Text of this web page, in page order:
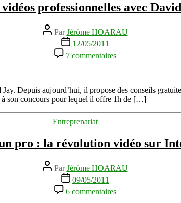
professionnelles avec
Auteur
de
l’article
ParJérôme HOARAU
Date
de
l’article
12/05/2011
7 commentaires
Faites
professionnelles
avec
Depuis aujourd’hui, il propose des conseils
à son concours pour lequel il offre 1h de […]
Catégories
Entreprenariat
pro : la révolution vidéo sur
Auteur
de
l’article
ParJérôme HOARAU
Date
de
l’article
09/05/2011
6 commentaires
Faites